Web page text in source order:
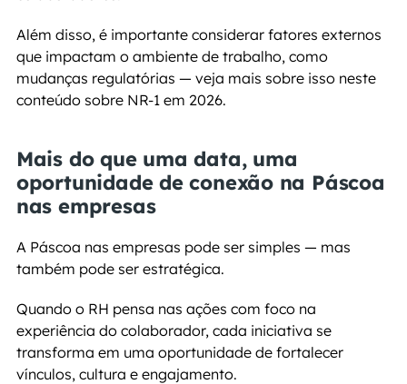
Além disso, é importante considerar fatores externos
que impactam o ambiente de trabalho, como
mudanças regulatórias — veja mais sobre isso neste
conteúdo sobre NR-1 em 2026.
Mais do que uma data, uma
oportunidade de conexão na Páscoa
nas empresas
A Páscoa nas empresas pode ser simples — mas
também pode ser estratégica.
Quando o RH pensa nas ações com foco na
experiência do colaborador, cada iniciativa se
transforma em uma oportunidade de fortalecer
vínculos, cultura e engajamento.